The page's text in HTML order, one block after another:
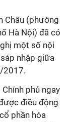
Châu (phường
Hà Nội) đã có
một số nội
nhập giữa
2017.
phủ ngay
điều động
phần hóa